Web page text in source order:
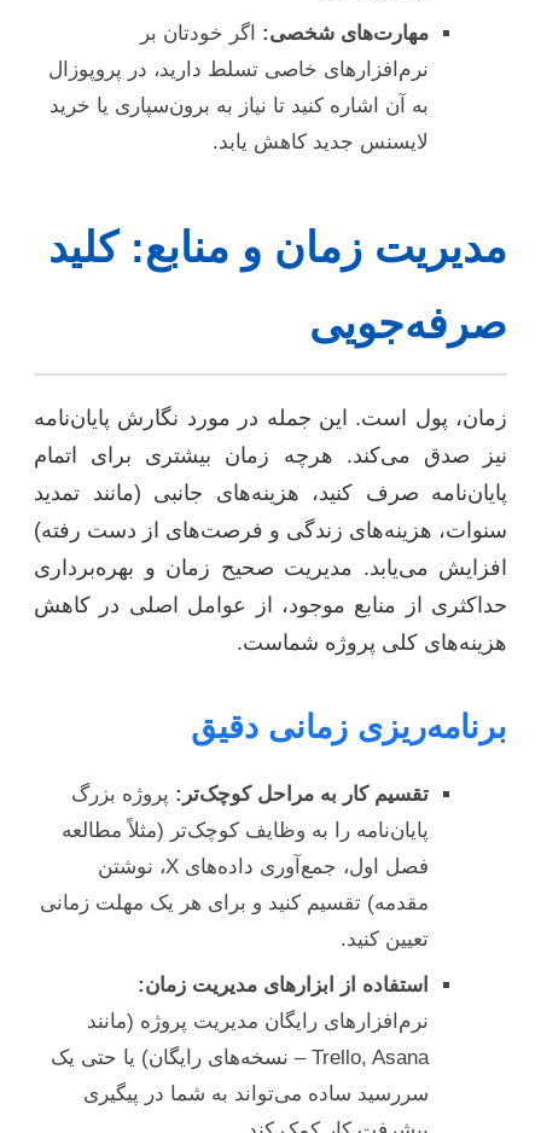
مهارت‌های شخصی: اگر خودتان بر
نرم‌افزارهای خاصی تسلط دارید، در پروپوزال
به آن اشاره کنید تا نیاز به برون‌سپاری یا خرید
لایسنس جدید کاهش یابد.
مدیریت زمان و منابع: کلید
صرفه‌جویی
زمان، پول است. این جمله در مورد نگارش پایان‌نامه
نیز صدق می‌کند. هرچه زمان بیشتری برای اتمام
پایان‌نامه صرف کنید، هزینه‌های جانبی (مانند تمدید
سنوات، هزینه‌های زندگی و فرصت‌های از دست رفته)
افزایش می‌یابد. مدیریت صحیح زمان و بهره‌برداری
حداکثری از منابع موجود، از عوامل اصلی در کاهش
هزینه‌های کلی پروژه شماست.
برنامه‌ریزی زمانی دقیق
تقسیم کار به مراحل کوچک‌تر: پروژه بزرگ
پایان‌نامه را به وظایف کوچک‌تر (مثلاً مطالعه
فصل اول، جمع‌آوری داده‌های X، نوشتن
مقدمه) تقسیم کنید و برای هر یک مهلت زمانی
تعیین کنید.
استفاده از ابزارهای مدیریت زمان:
نرم‌افزارهای رایگان مدیریت پروژه (مانند
Trello, Asana – نسخه‌های رایگان) یا حتی یک
سررسید ساده می‌تواند به شما در پیگیری